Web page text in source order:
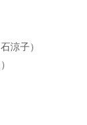
涼子）